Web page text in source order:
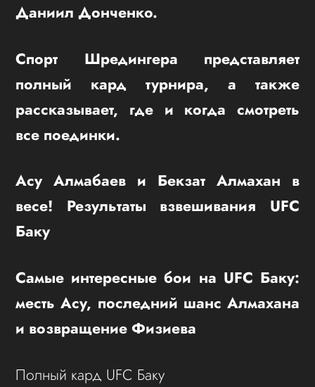
Даниил Донченко.
Спорт Шредингера представляет
полный кард турнира, а также
рассказывает, где и когда смотреть
все поединки.
Асу Алмабаев и Бекзат Алмахан в
весе! Результаты взвешивания UFC
Баку
Самые интересные бои на UFC Баку:
месть Асу, последний шанс Алмахана
и возвращение Физиева
Полный кард UFC Баку